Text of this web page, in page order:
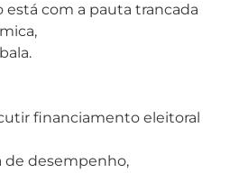
está com a pauta trancada
financiamento eleitoral
de desempenho,